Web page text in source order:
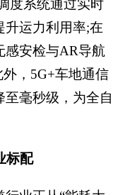
度系统通过实时
升运力利用率;在
感安检与AR导航
，5G+车地通信
毫秒级，为全自
标配